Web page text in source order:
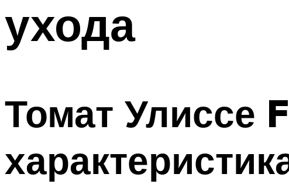
ухода
Томат Улиссе